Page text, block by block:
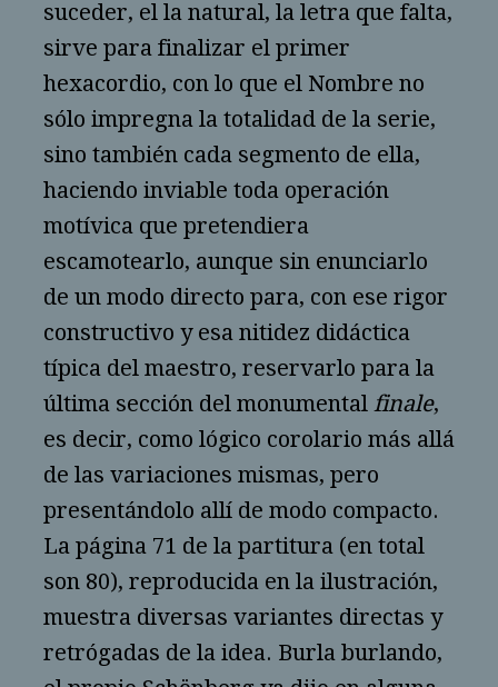
suceder, el la natural, la letra que falta,
sirve para finalizar el primer
hexacordio, con lo que el Nombre no
sólo impregna la totalidad de la serie,
sino también cada segmento de ella,
haciendo inviable toda operación
motívica que pretendiera
escamotearlo, aunque sin enunciarlo
de un modo directo para, con ese rigor
constructivo y esa nitidez didáctica
típica del maestro, reservarlo para la
última sección del monumental finale,
es decir, como lógico corolario más allá
de las variaciones mismas, pero
presentándolo allí de modo compacto.
La página 71 de la partitura (en total
son 80), reproducida en la ilustración,
muestra diversas variantes directas y
retrógadas de la idea. Burla burlando,